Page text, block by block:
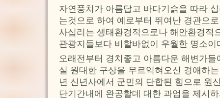
자연풍치가 아름답고 바다기슭을 따라
는것으로 하여 예로부터 뛰여난 경관으
사십리는 생태환경적으로나 해안환경적
관광지들보다 비할바없이 우월한 명소이
오래전부터 경치좋고 아름다운 해변가
실 원대한 구상을 무르익혀오신 경애하
년 신년사에서 군민의 단합된 힘으로 원
단기간내에 완공할데 대한 과업을 제시